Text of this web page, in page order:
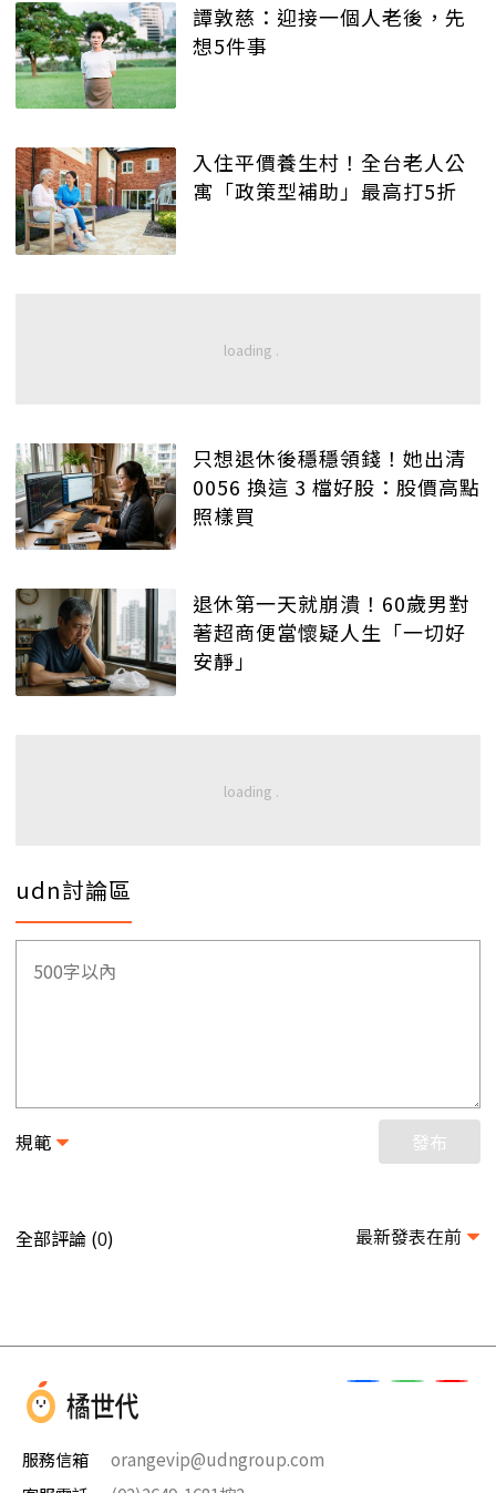
譚敦慈：迎接一個人老後，先
想5件事
入住平價養生村！全台老人公
寓「政策型補助」最高打5折
只想退休後穩穩領錢！她出清
0056 換這 3 檔好股：股價高點
照樣買
退休第一天就崩潰！60歲男對
著超商便當懷疑人生「一切好
安靜」
udn討論區
規範 發布
全部評論 (0) 最新發表在前
服務信箱
orangevip@udngroup.com